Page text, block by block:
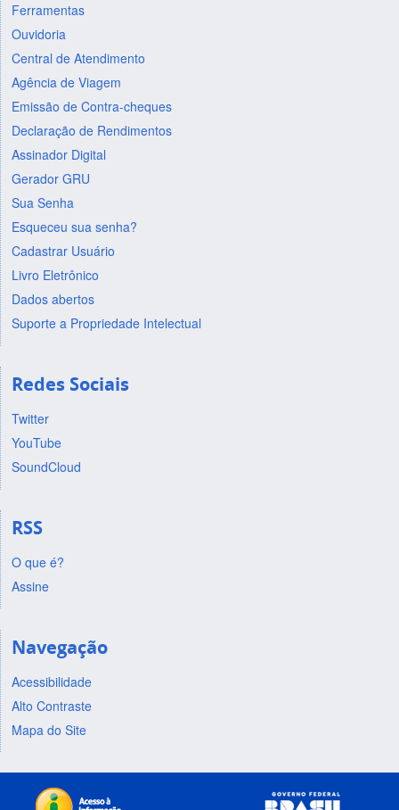
Ferramentas
Ouvidoria
Central de Atendimento
Agência de Viagem
Emissão de Contra-cheques
Declaração de Rendimentos
Assinador Digital
Gerador GRU
Sua Senha
Esqueceu sua senha?
Cadastrar Usuário
Livro Eletrônico
Dados abertos
Suporte a Propriedade Intelectual
Redes Sociais
Twitter
YouTube
SoundCloud
RSS
O que é?
Assine
Navegação
Acessibilidade
Alto Contraste
Mapa do Site